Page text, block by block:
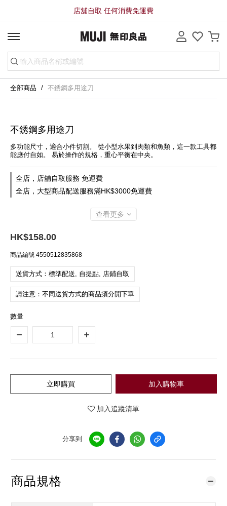
店舖自取 任何消費免運費
全部商品 不銹鋼多用途刀
不銹鋼多用途刀
多功能尺寸，適合小件切割。 從小型水果到肉類和魚類，這一款工具都
能應付自如。 易於操作的規格，重心平衡在中央。
全店，店舖自取服務 免運費
全店，大型商品配送服務滿HK$3000免運費
查看更多
HK$158.00
商品編號 4550512835868
送貨方式：標準配送, 自提點, 店鋪自取
請注意：不同送貨方式的商品須分開下單
數量
加入購物車
立即購買
加入追蹤清單
分享到
商品規格